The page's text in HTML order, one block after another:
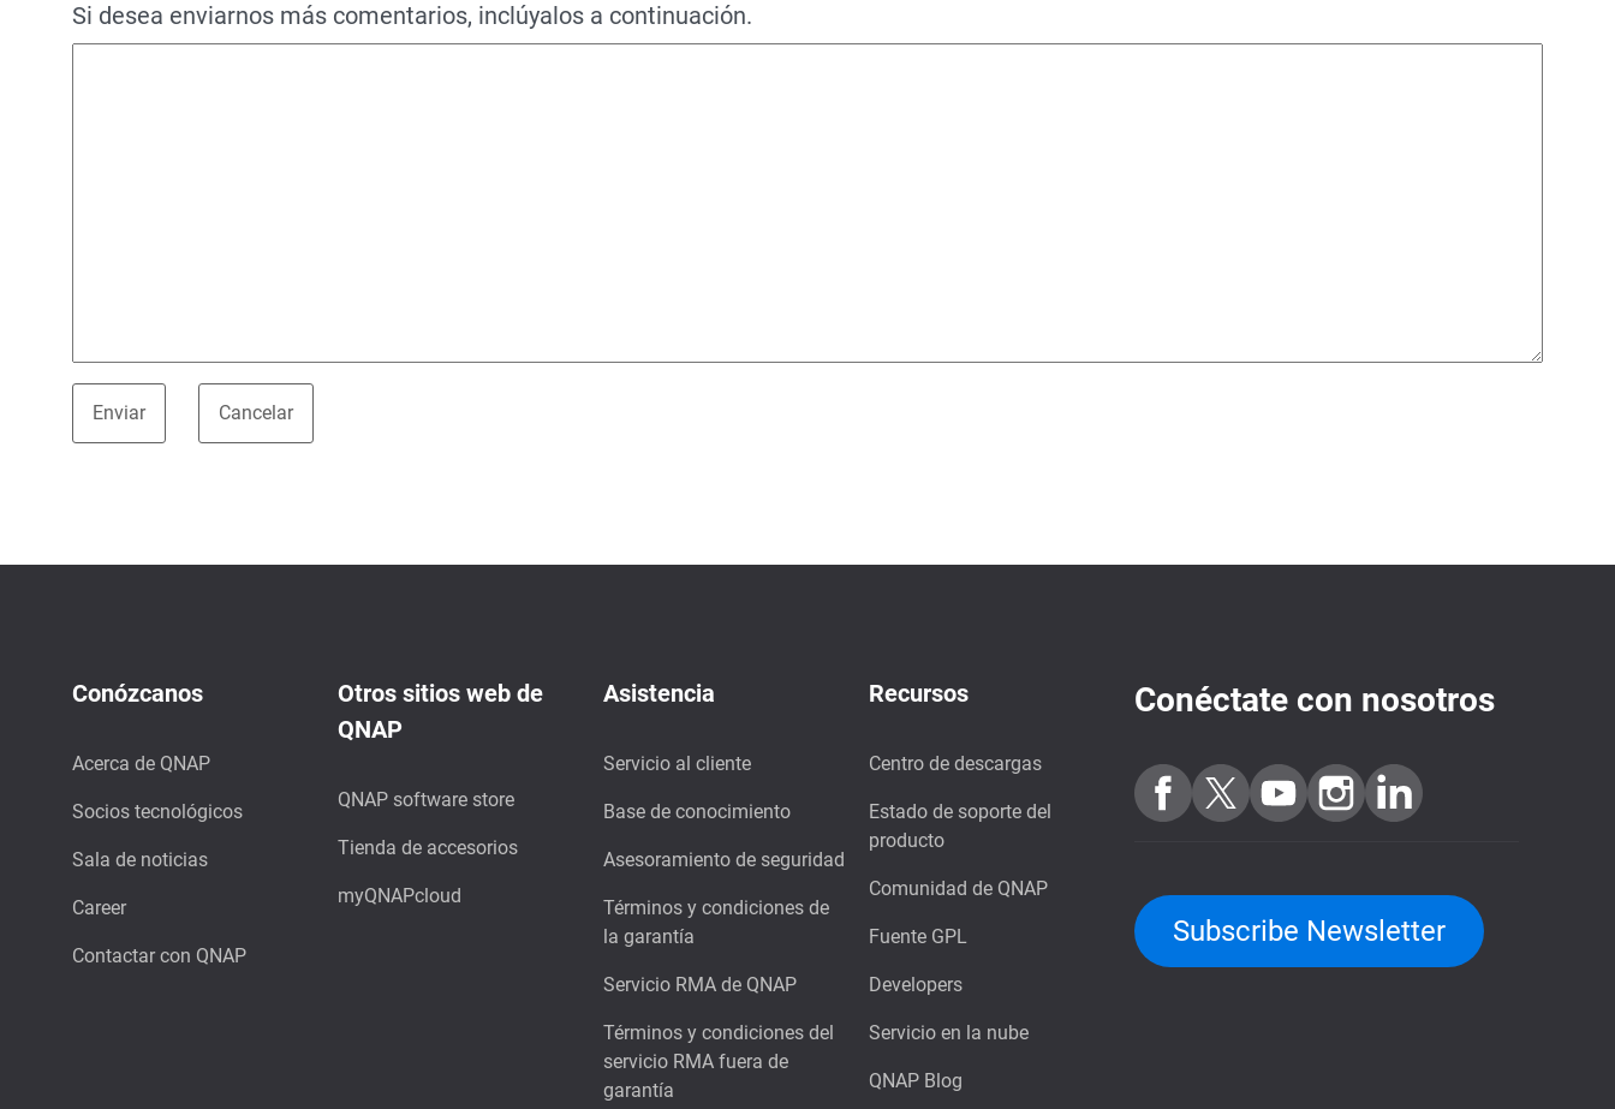
Si desea enviarnos más comentarios, inclúyalos a continuación.
Conózcanos
Acerca de QNAP
Socios tecnológicos
Sala de noticias
Career
Contactar con QNAP
Otros sitios web de
QNAP
QNAP software store
Tienda de accesorios
myQNAPcloud
Asistencia
Servicio al cliente
Base de conocimiento
Asesoramiento de seguridad
Términos y condiciones de
la garantía
Servicio RMA de QNAP
Términos y condiciones del
servicio RMA fuera de
garantía
Recursos
Centro de descargas
Estado de soporte del
producto
Comunidad de QNAP
Fuente GPL
Developers
Servicio en la nube
QNAP Blog
Conéctate con nosotros
Subscribe Newsletter